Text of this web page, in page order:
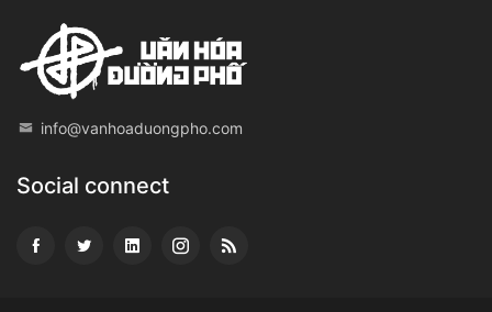
info@vanhoaduongpho.com
Social connect